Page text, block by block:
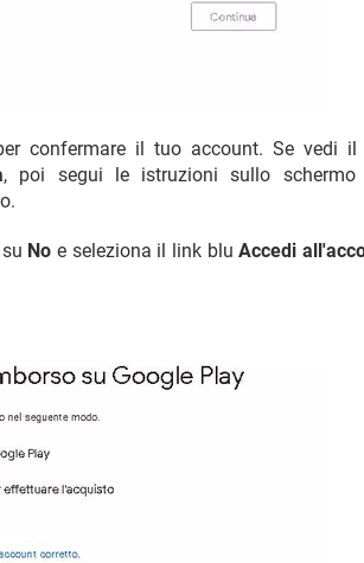
confermare il tuo account. Se vedi il
, poi segui le istruzioni sullo schermo
No e seleziona il link bluAccedi